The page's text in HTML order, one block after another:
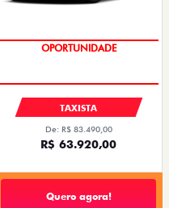
OPORTUNIDADE
TAXISTA
De: R$ 83.490,00
R$ 63.920,00
Quero agora!